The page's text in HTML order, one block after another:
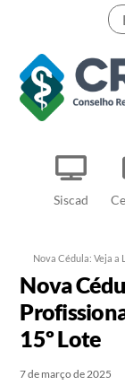
content
Siscad
Pesquisar
Nova Cédula: Veja a
Nova
15º Lote
7 de março de 2025